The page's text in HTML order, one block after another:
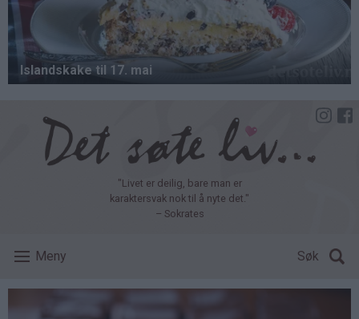
"Livet er deilig, bare man er
karaktersvak nok til å nyte det."
– Sokrates
Meny Søk